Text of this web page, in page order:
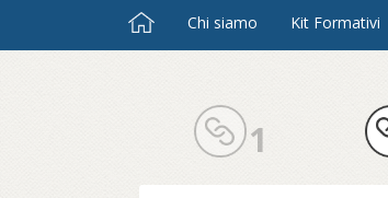
Chi siamo Kit Formativi
1